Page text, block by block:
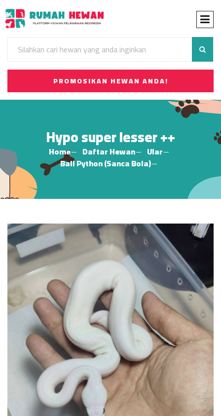
PROMOSIKAN HEWAN ANDA!
Hypo super lesser ++
Home Daftar Hewan
Ular
Ball Python (Sanca Bola)